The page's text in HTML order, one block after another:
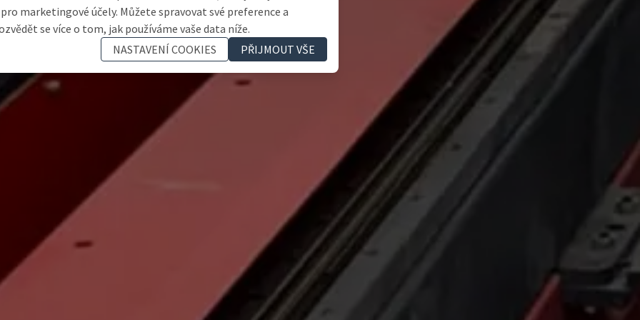
marketingové účely. Můžete spravovat své preference a
se více o tom, jak používáme vaše data níže.
NASTAVENÍ COOKIES
PŘIJMOUT VŠE